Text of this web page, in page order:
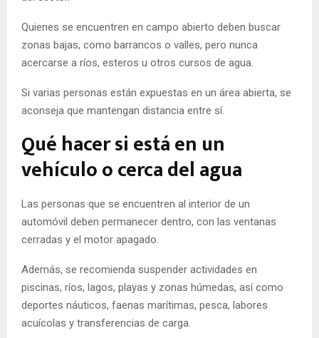
Quienes se encuentren en campo abierto deben buscar
zonas bajas, como barrancos o valles, pero nunca
acercarse a ríos, esteros u otros cursos de agua.
Si varias personas están expuestas en un área abierta, se
aconseja que mantengan distancia entre sí.
Qué hacer si está en un
vehículo o cerca del agua
Las personas que se encuentren al interior de un
automóvil deben permanecer dentro, con las ventanas
cerradas y el motor apagado.
Además, se recomienda suspender actividades en
piscinas, ríos, lagos, playas y zonas húmedas, así como
deportes náuticos, faenas marítimas, pesca, labores
acuícolas y transferencias de carga.